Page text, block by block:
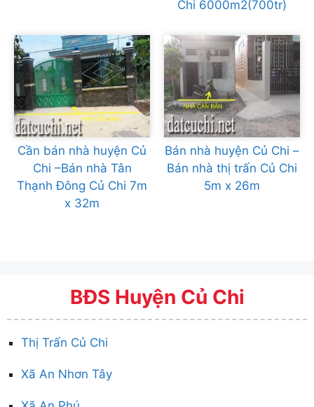
Chi 6000m2(700tr)
Cần bán nhà huyện Củ
Chi –Bán nhà Tân
Thạnh Đông Củ Chi 7m
x 32m
Bán nhà huyện Củ Chi –
Bán nhà thị trấn Củ Chi
5m x 26m
BĐS Huyện Củ Chi
Thị Trấn Củ Chi
Xã An Nhơn Tây